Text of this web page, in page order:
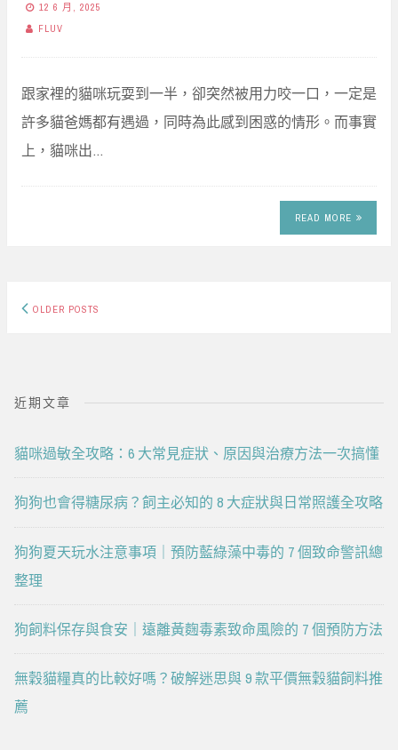
12 6 月, 2025
FLUV
跟家裡的貓咪玩耍到一半，卻突然被用力咬一口，一定是
許多貓爸媽都有遇過，同時為此感到困惑的情形。而事實
上，貓咪出…
READ MORE
Posts
OLDER POSTS
近期文章
貓咪過敏全攻略：6 大常見症狀、原因與治療方法一次搞懂
狗狗也會得糖尿病？飼主必知的 8 大症狀與日常照護全攻略
狗狗夏天玩水注意事項｜預防藍綠藻中毒的 7 個致命警訊總
整理
狗飼料保存與食安｜遠離黃麴毒素致命風險的 7 個預防方法
無穀貓糧真的比較好嗎？破解迷思與 9 款平價無穀貓飼料推
薦